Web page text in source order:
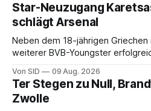
Star-Neuzugang
schlägt Arsenal
Neben dem 18-jährigen Griechen
weiterer BVB-Youngster
Von SID 09 Aug. 2026
Ter Stegen zu Null,
Zwolle